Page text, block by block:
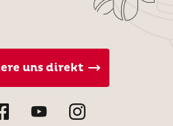
uns direkt